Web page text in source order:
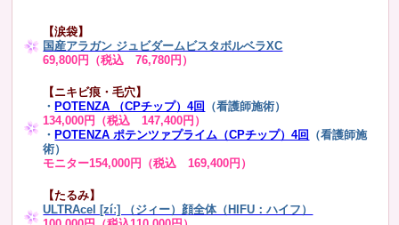
【涙袋】
国産アラガン ジュビダームビスタボルベラXC
69,800円（税込 76,780円）
【ニキビ痕・毛穴】
・ POTENZA （CPチップ）4回
（看護師施術）
134,000円（税込 147,400円）
・ POTENZA ポテンツァプライム（CPチップ）4回
（看護師施
術）
モニター154,000円（税込 169,400円）
【たるみ】
ULTRAcel [zíː] （ジィー）顔全体（HIFU：ハイフ）